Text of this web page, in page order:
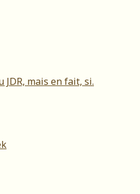
JDR, mais en fait, si.